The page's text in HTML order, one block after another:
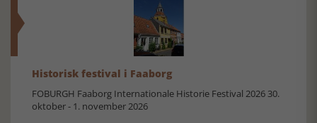
Historisk festival i Faaborg
FOBURGH Faaborg Internationale Historie Festival 2026 30.
oktober - 1. november 2026